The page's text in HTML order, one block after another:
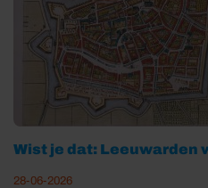
Wist je dat: Leeuwarden
28-06-2026